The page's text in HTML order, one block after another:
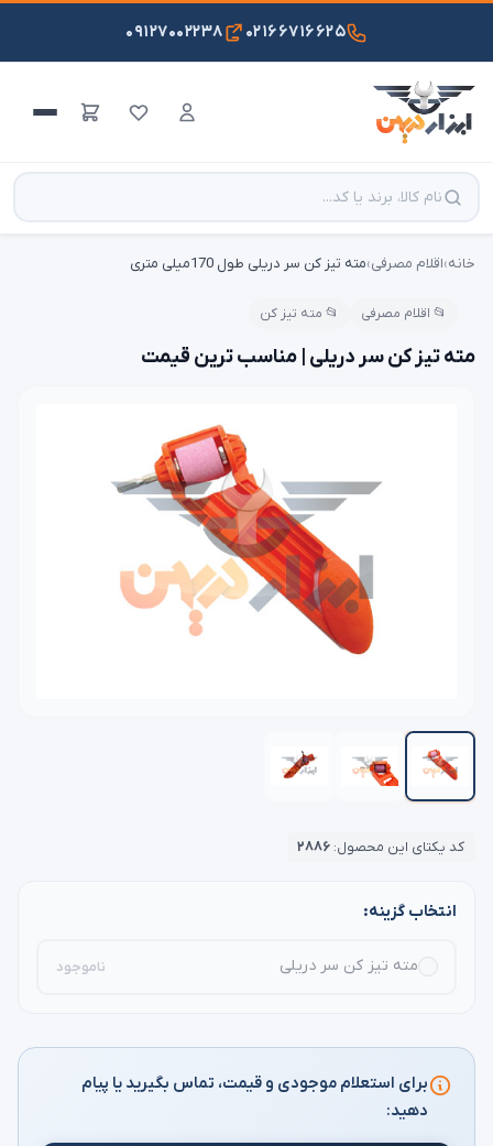
۰۲۱۶۶۷۱۶۶۲۵ ۰۹۱۲۷۰۰۲۲۳۸
خانه›اقلام مصرفی›مته تیز کن سر دریلی طول 170میلی متری
📂 اقلام مصرفی 📂 مته تیز کن
مته تیز کن سر دریلی | مناسب ترین قیمت
کد یکتای این محصول: ۲۸۸۶
انتخاب گزینه:
مته تیز کن سر دریلی ناموجود
برای استعلام موجودی و قیمت، تماس بگیرید یا پیام
دهید: